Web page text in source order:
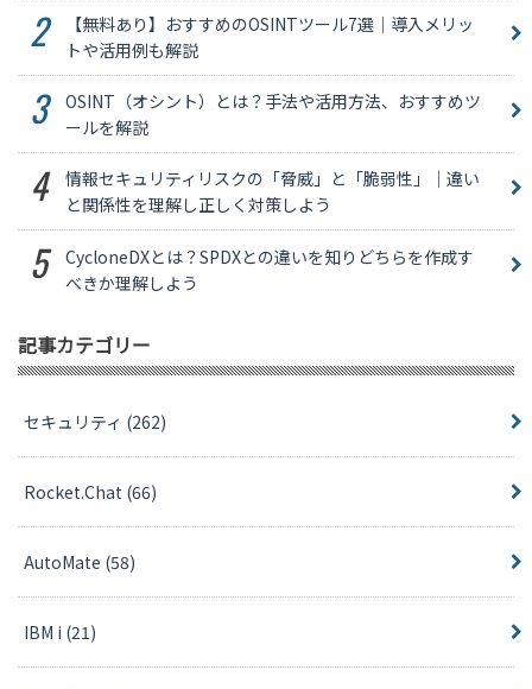
【無料あり】おすすめのOSINTツール7選｜導入メリッ
トや活用例も解説
OSINT（オシント）とは？手法や活用方法、おすすめツ
ールを解説
情報セキュリティリスクの「脅威」と「脆弱性」｜違い
と関係性を理解し正しく対策しよう
CycloneDXとは？SPDXとの違いを知りどちらを作成す
べきか理解しよう
記事カテゴリー
セキュリティ (262)
Rocket.Chat (66)
AutoMate (58)
IBM i (21)